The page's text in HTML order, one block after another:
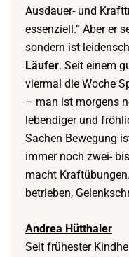
Ausdauer- und
essenziell.“ Aber er
sondern ist
Läufer. Seit einem
viermal die Woche
– man ist morgens
lebendiger und
Sachen Bewegung
immer noch zwei-
macht
betrieben,
Andrea Hütthaler
Seit frühester